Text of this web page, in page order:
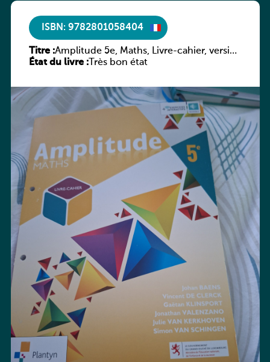
ISBN: 9782801058404
Titre :Amplitude 5e, Maths, Livre-cahier, version
luxembourgeoise
État du livre :Très bon état